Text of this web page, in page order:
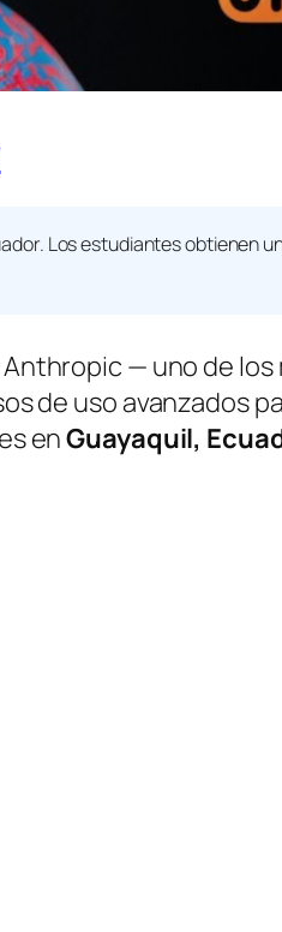
Los estudiantes obtienen
— uno de los
de uso avanzados
enGuayaquil,